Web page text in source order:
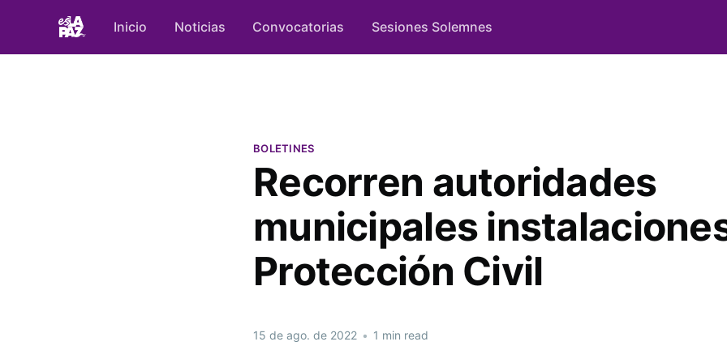
Inicio Noticias Convocatorias Sesiones Solemnes
BOLETINES
Recorren autoridades
municipales
Protección Civil
15 de ago. de 2022 • 1 min read